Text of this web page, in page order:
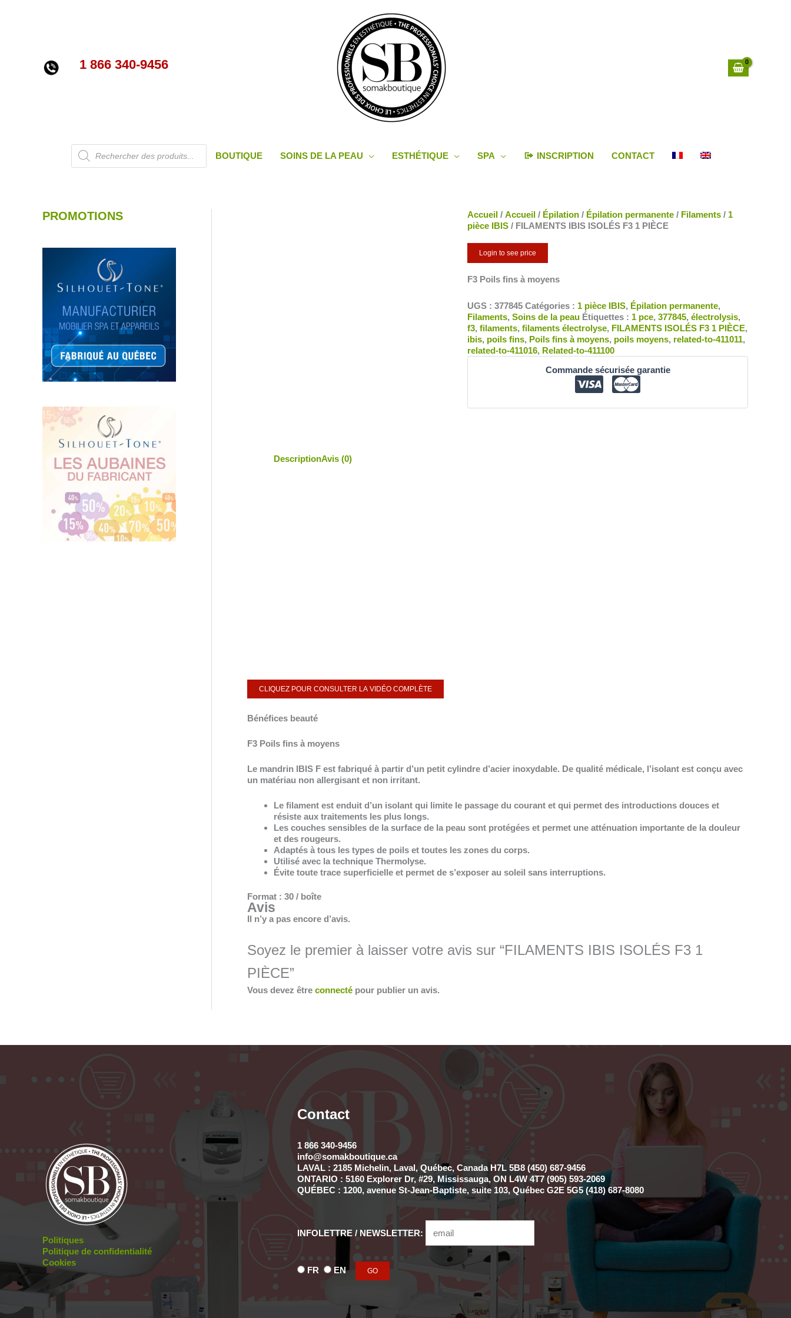
1 866 340-9456
Recherche
de
produits
BOUTIQUE SOINS DE LA PEAU ESTHÉTIQUE SPA INSCRIPTION CONTACT
PROMOTIONS Accueil /Accueil / Épilation / Épilation permanente / Filaments / 1
pièce IBIS / FILAMENTS IBIS ISOLÉS F3 1 PIÈCE
Login to see price
F3 Poils fins à moyens
UGS :377845 Catégories : 1 pièce IBIS, Épilation permanente,
Filaments,Soins de la peau Étiquettes : 1 pce,377845,électrolysis,
f3,filaments,filaments électrolyse, FILAMENTS ISOLÉS F3 1 PIÈCE,
ibis, poils fins, Poils fins à moyens, poils moyens, related-to-411011,
related-to-411016, Related-to-411100
Commande sécurisée garantie
DescriptionAvis (0)
CLIQUEZ POUR CONSULTER LA VIDÉO COMPLÈTE
Bénéfices beauté
F3 Poils fins à moyens
Le mandrin IBIS F est fabriqué à partir d’un petit cylindre d’acier inoxydable. De qualité médicale, l’isolant est conçu avec
un matériau non allergisant et non irritant.
Le filament est enduit d’un isolant qui limite le passage du courant et qui permet des introductions douces et
résiste aux traitements les plus longs.
Les couches sensibles de la surface de la peau sont protégées et permet une atténuation importante de la douleur
et des rougeurs.
Adaptés à tous les types de poils et toutes les zones du corps.
Utilisé avec la technique Thermolyse.
Évite toute trace superficielle et permet de s’exposer au soleil sans interruptions.
Format : 30 / boîte
Avis
Il n’y a pas encore d’avis.
Soyez le premier à laisser votre avis sur “FILAMENTS IBIS ISOLÉS F3 1
PIÈCE”
Vous devez être connecté pour publier un avis.
Politiques
Politique de confidentialité
Cookies
Contact
1 866 340-9456
info@somakboutique.ca
LAVAL : 2185 Michelin, Laval, Québec, Canada H7L 5B8 (450) 687-9456
ONTARIO : 5160 Explorer Dr, #29, Mississauga, ON L4W 4T7 (905) 593-2069
QUÉBEC : 1200, avenue St-Jean-Baptiste, suite 103, Québec G2E 5G5 (418) 687-8080
INFOLETTRE / NEWSLETTER:
FR EN